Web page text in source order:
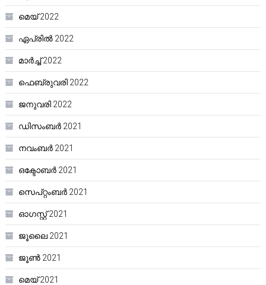
മെയ്‌ 2022
ഏപ്രിൽ 2022
മാർച്ച്‌ 2022
ഫെബ്രുവരി 2022
ജനുവരി 2022
ഡിസംബർ 2021
നവംബർ 2021
ഒക്ടോബർ 2021
സെപ്റ്റംബർ 2021
ഓഗസ്റ്റ്‌ 2021
ജൂലൈ 2021
ജൂൺ 2021
മെയ്‌ 2021